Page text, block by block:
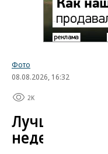
Фото
08.08.2026, 16:32
2K
Лучшие
недели